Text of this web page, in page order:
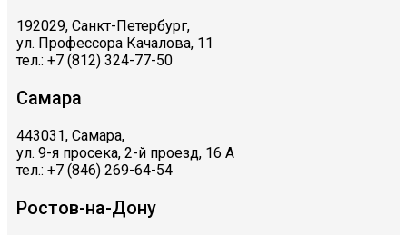
192029, Санкт-Петербург,
ул. Профессора Качалова, 11
тел.: +7 (812) 324-77-50
Самара
443031, Самара,
ул. 9-я просека, 2-й проезд, 16 А
тел.: +7 (846) 269-64-54
Ростов-на-Дону